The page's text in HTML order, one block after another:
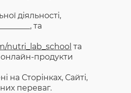
діяльності,
та
nutri_lab_school та
онлайн-продукти
на Сторінках, Сайті,
переваг.